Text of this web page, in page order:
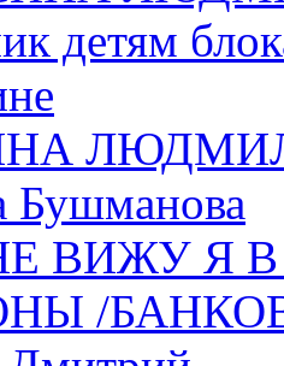
детям
Бушманова
ВИЖУ Я
/